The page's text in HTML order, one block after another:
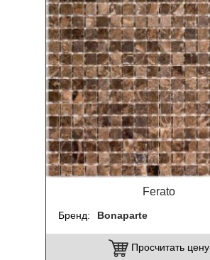
Ferato
Бренд Bonaparte
Просчитать цену